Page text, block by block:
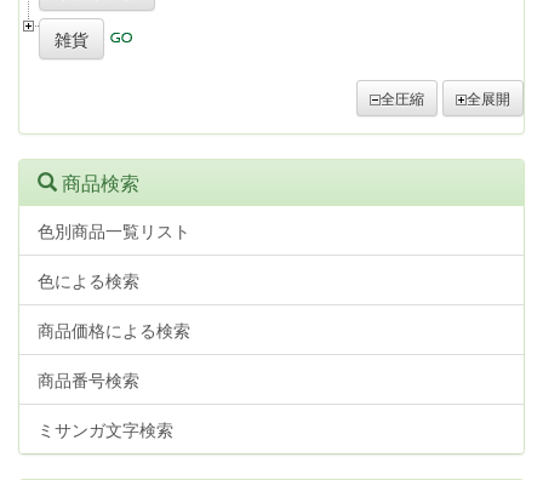
雑貨
全圧縮 全展開
商品検索
色別商品一覧リスト
色による検索
商品価格による検索
商品番号検索
ミサンガ文字検索